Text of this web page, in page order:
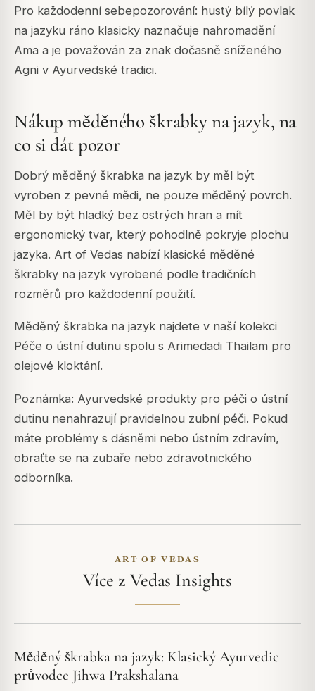
Pro každodenní sebepozorování: hustý bílý povlak
na jazyku ráno klasicky naznačuje nahromadění
Ama a je považován za znak dočasně sníženého
Agni v Ayurvedské tradici.
Nákup měděného škrabky na jazyk, na
co si dát pozor
Dobrý měděný škrabka na jazyk by měl být
vyroben z pevné mědi, ne pouze měděný povrch.
Měl by být hladký bez ostrých hran a mít
ergonomický tvar, který pohodlně pokryje plochu
jazyka. Art of Vedas nabízí klasické měděné
škrabky na jazyk vyrobené podle tradičních
rozměrů pro každodenní použití.
Měděný škrabka na jazyk najdete v naší kolekci
Péče o ústní dutinu spolu s Arimedadi Thailam pro
olejové kloktání.
Poznámka: Ayurvedské produkty pro péči o ústní
dutinu nenahrazují pravidelnou zubní péči. Pokud
máte problémy s dásněmi nebo ústním zdravím,
obraťte se na zubaře nebo zdravotnického
odborníka.
ART OF VEDAS
Více z Vedas Insights
Měděný škrabka na jazyk: Klasický Ayurvedic
průvodce Jihwa Prakshalana